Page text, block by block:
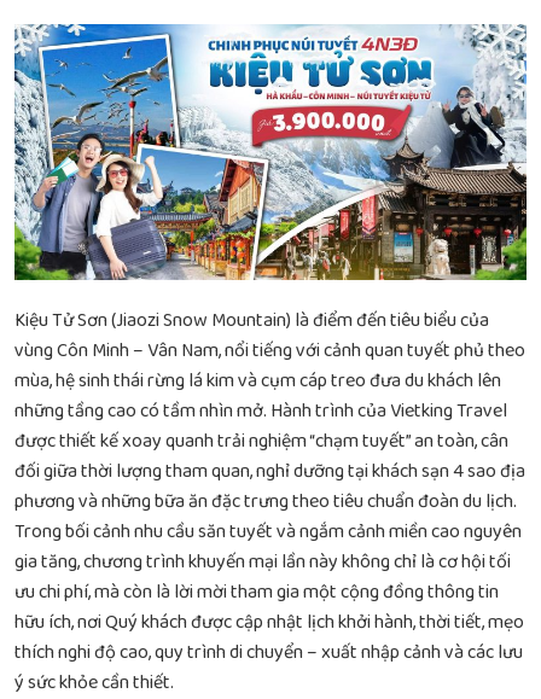
Kiệu Tử Sơn (Jiaozi Snow Mountain) là điểm đến tiêu biểu của
vùng Côn Minh – Vân Nam, nổi tiếng với cảnh quan tuyết phủ theo
mùa, hệ sinh thái rừng lá kim và cụm cáp treo đưa du khách lên
những tầng cao có tầm nhìn mở. Hành trình của Vietking Travel
được thiết kế xoay quanh trải nghiệm “chạm tuyết” an toàn, cân
đối giữa thời lượng tham quan, nghỉ dưỡng tại khách sạn 4 sao địa
phương và những bữa ăn đặc trưng theo tiêu chuẩn đoàn du lịch.
Trong bối cảnh nhu cầu săn tuyết và ngắm cảnh miền cao nguyên
gia tăng, chương trình khuyến mại lần này không chỉ là cơ hội tối
ưu chi phí, mà còn là lời mời tham gia một cộng đồng thông tin
hữu ích, nơi Quý khách được cập nhật lịch khởi hành, thời tiết, mẹo
thích nghi độ cao, quy trình di chuyển – xuất nhập cảnh và các lưu
ý sức khỏe cần thiết.